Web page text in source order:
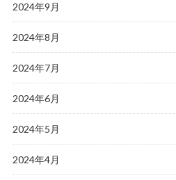
2024年9月
2024年8月
2024年7月
2024年6月
2024年5月
2024年4月